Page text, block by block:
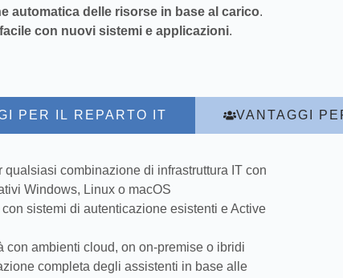
automatica delle risorse in base al carico.
con nuovi sistemi e applicazioni.
PER IL REPARTO IT VANTAGGI
qualsiasi combinazione di infrastruttura IT con
Windows, Linux o macOS
con sistemi di autenticazione esistenti e Active
con ambienti cloud, on on-premise o ibridi
completa degli assistenti in base alle